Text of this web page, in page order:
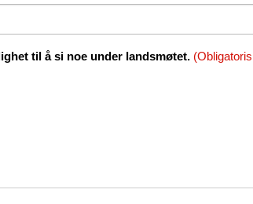
til å si noe under landsmøtet.